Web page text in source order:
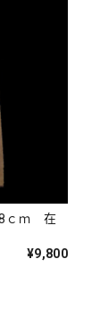
ｃｍ 在
¥9,800